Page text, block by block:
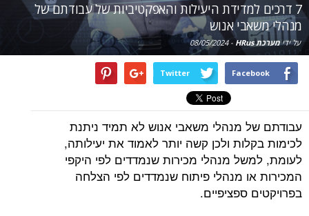
7 דרכים למדידת היעילות והאפקטיביות של עבודתם של
מנהלי משאבי אנוש
על ידימערכת HRus -
08/05/2024
Facebook
Twitter
עבודתם של מנהלי משאבי אנוש לא תמיד ניתנת
לכימות בקלות ולכן קשה יותר לאמוד את יעילותה,
לעומת, למשל מנהלי מכירות שנמדדים לפי היקפי
המכירות או מנהלי פיתוח שנמדדים לפי הצלחה
בפרויקטים ספציפיים.